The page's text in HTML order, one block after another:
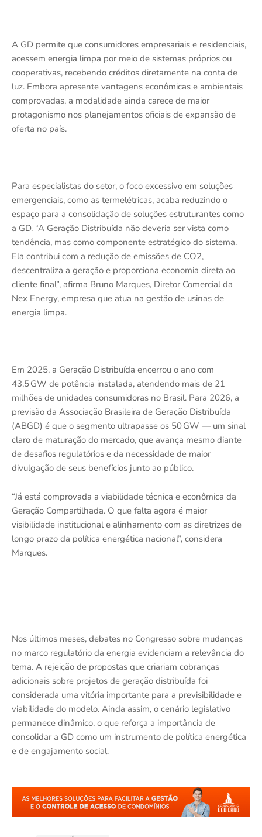
A GD permite que consumidores empresariais e residenciais,
acessem energia limpa por meio de sistemas próprios ou
cooperativas, recebendo créditos diretamente na conta de
luz. Embora apresente vantagens econômicas e ambientais
comprovadas, a modalidade ainda carece de maior
protagonismo nos planejamentos oficiais de expansão de
oferta no país.
Para especialistas do setor, o foco excessivo em soluções
emergenciais, como as termelétricas, acaba reduzindo o
espaço para a consolidação de soluções estruturantes como
a GD. “A Geração Distribuída não deveria ser vista como
tendência, mas como componente estratégico do sistema.
Ela contribui com a redução de emissões de CO2,
descentraliza a geração e proporciona economia direta ao
cliente final”, afirma Bruno Marques, Diretor Comercial da
Nex Energy, empresa que atua na gestão de usinas de
energia limpa.
Em 2025, a Geração Distribuída encerrou o ano com
43,5 GW de potência instalada, atendendo mais de 21
milhões de unidades consumidoras no Brasil. Para 2026, a
previsão da Associação Brasileira de Geração Distribuída
(ABGD) é que o segmento ultrapasse os 50 GW — um sinal
claro de maturação do mercado, que avança mesmo diante
de desafios regulatórios e da necessidade de maior
divulgação de seus benefícios junto ao público.
“Já está comprovada a viabilidade técnica e econômica da
Geração Compartilhada. O que falta agora é maior
visibilidade institucional e alinhamento com as diretrizes de
longo prazo da política energética nacional”, considera
Marques.
Nos últimos meses, debates no Congresso sobre mudanças
no marco regulatório da energia evidenciam a relevância do
tema. A rejeição de propostas que criariam cobranças
adicionais sobre projetos de geração distribuída foi
considerada uma vitória importante para a previsibilidade e
viabilidade do modelo. Ainda assim, o cenário legislativo
permanece dinâmico, o que reforça a importância de
consolidar a GD como um instrumento de política energética
e de engajamento social.